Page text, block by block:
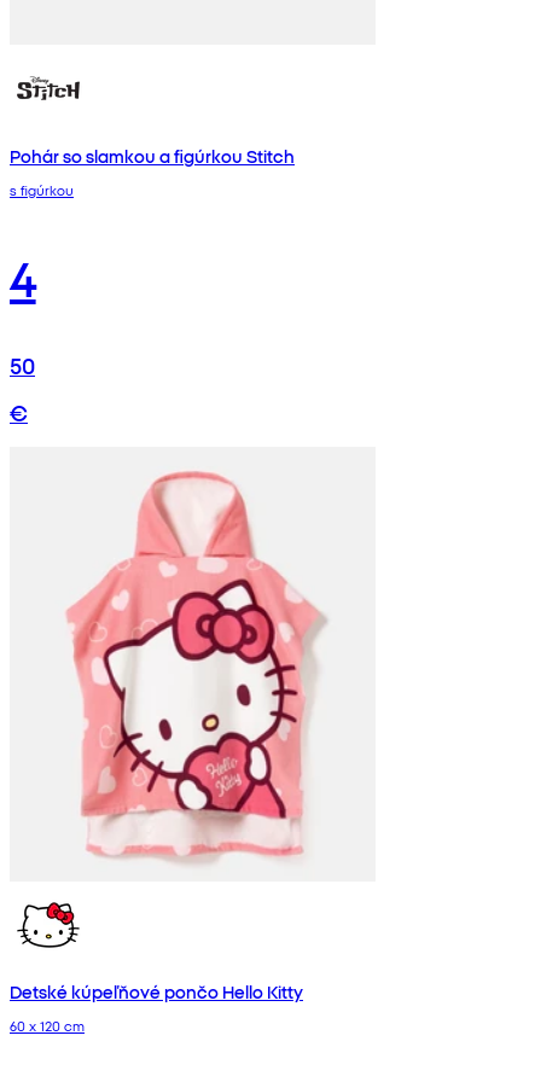
Pohár so slamkou a figúrkou Stitch
s figúrkou
4
50
€
Detské kúpeľňové pončo Hello Kitty
60 x 120 cm